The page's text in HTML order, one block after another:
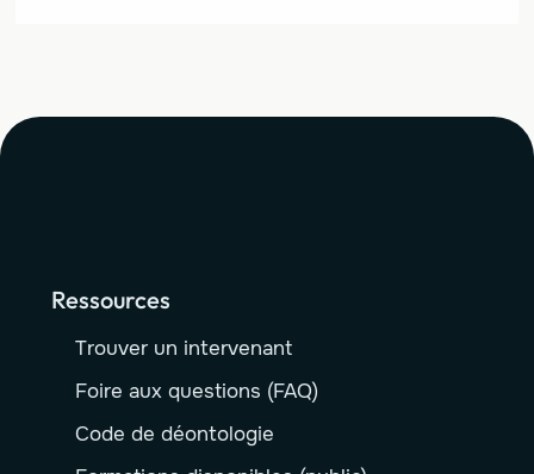
Ressources
Trouver un intervenant
Foire aux questions (FAQ)
Code de déontologie